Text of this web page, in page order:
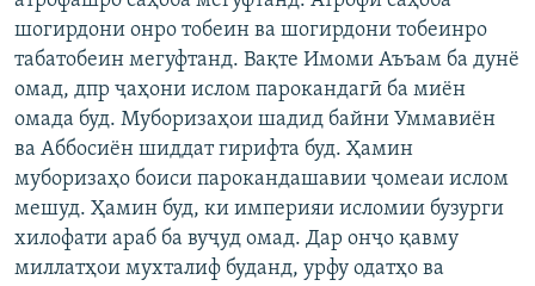
шогирдони онро тобеин ва шогирдони тобеинро
табатобеин мегуфтанд. Вақте Имоми Аъъам ба дунё
омад, дпр ҷаҳони ислом парокандагӣ ба миён
омада буд. Муборизаҳои шадид байни Уммавиён
ва Аббосиён шиддат гирифта буд. Ҳамин
муборизаҳо боиси парокандашавии ҷомеаи ислом
мешуд. Ҳамин буд, ки империяи исломии бузурги
хилофати араб ба вуҷуд омад. Дар онҷо қавму
миллатҳои мухталиф буданд, урфу одатҳо ва